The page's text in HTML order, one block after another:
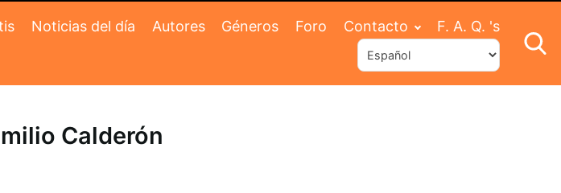
Noticias del día Autores Géneros Foro Contacto F. A. Q. 's
Calderón